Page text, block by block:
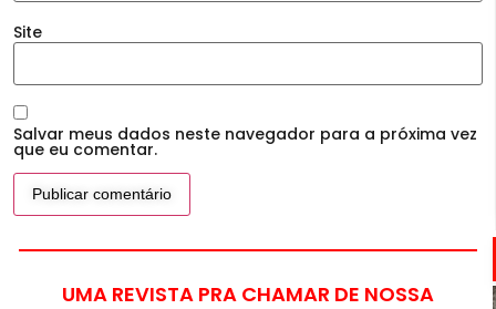
Site
Salvar meus dados neste navegador para a próxima vez
que eu comentar.
UMA REVISTA PRA CHAMAR DE NOSSA